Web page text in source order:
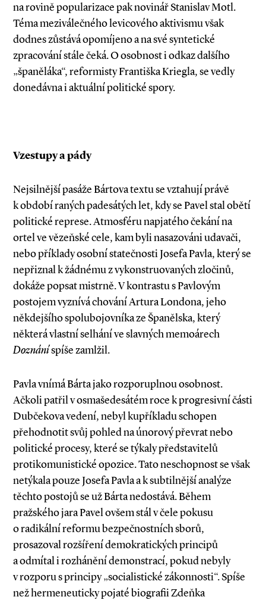
na rovině popularizace pak novinář Stanislav Motl.
Téma meziválečného levicového aktivismu však
dodnes zůstává opomíjeno a na své syntetické
zpracování stále čeká. O osobnost i odkaz dalšího
„španěláka“, reformisty Františka Kriegla, se vedly
donedávna i aktuál­ní politické spory.
Vzestupy a pády
Nejsilnější pasáže Bártova textu se vztahují právě
k období raných padesátých let, kdy se Pavel stal obětí
politické represe. Atmosféru napjatého čekání na
ortel ve vězeňské cele, kam byli nasazováni udavači,
nebo příklady osobní statečnosti Josefa Pavla, který se
nepřiznal k žádnému z vykonstruovaných zločinů,
dokáže popsat mistrně. V kontrastu s Pavlovým
postojem vyznívá chování Artura Londona, jeho
někdejšího spolubojovníka ze Španělska, který
některá vlastní selhání ve slavných memoárech
Doznáníspíše zamlžil.
Pavla vnímá Bárta jako rozporuplnou osob­­nost.
Ačkoli patřil v osmašedesátém roce k progresivní části
Dubčekova vedení, nebyl kupříkladu schopen
přehodnotit svůj pohled na únorový převrat nebo
politické procesy, které se týkaly představitelů
protikomunistické opozice. Tato neschopnost se však
netýkala pouze Josefa Pavla a k subtilnější analýze
těchto postojů se už Bárta nedostává. Během
pražského jara Pavel ovšem stál v čele pokusu
o radikální reformu bezpečnostních sborů,
prosazoval rozšíření demokratických principů
a odmítal i rozhánění demonstrací, pokud nebyly
v rozporu s principy „socialistické zákonnosti“. Spíše
než hermeneuticky pojaté biografii Zdeňka